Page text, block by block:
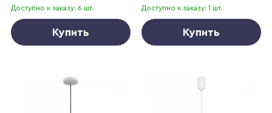
Доступно к заказу: 6 шт.
Купить
Доступно к заказу: 1 шт.
Купить